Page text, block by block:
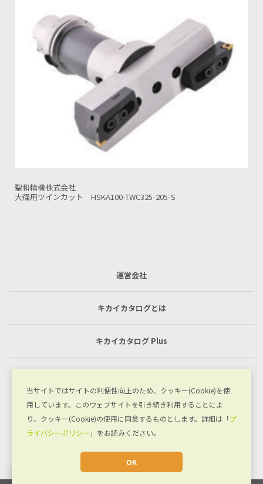
ファーストカット BT/BBT50-FIC150N-280-S
運営会社
キカイカタログとは
キカイカタログ Plus
プライバシーポリシー
お問い合わせ
当サイトではサイトの利便性向上のため、クッキー(Cookie)を使
用しています。このウェブサイトを引き続き利用することによ
り、クッキー(Cookie)の使用に同意するものとします。詳細は「プ
ライバシーポリシー 」をお読みください。
OK